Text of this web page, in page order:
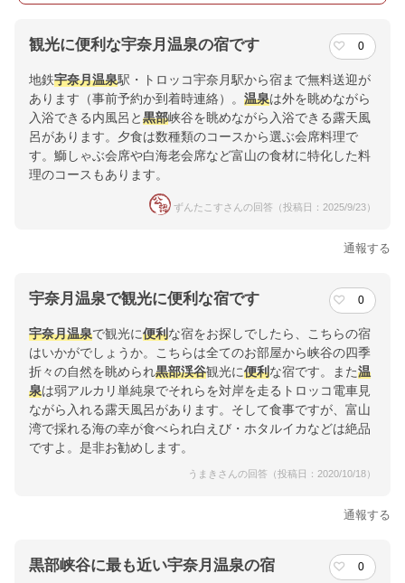
観光に便利な宇奈月温泉の宿です 0
地鉄宇奈月温泉駅・トロッコ宇奈月駅から宿まで無料送迎が
あります（事前予約か到着時連絡）。 温泉は外を眺めながら
入浴できる内風呂と黒部峡谷を眺めながら入浴できる露天風
呂があります。夕食は数種類のコースから選ぶ会席料理で
す。鰤しゃぶ会席や白海老会席など富山の食材に特化した料
理のコースもあります。
ずんたこすさんの回答（投稿日：2025/9/23）
通報する
宇奈月温泉で観光に便利な宿です 0
宇奈月温泉で観光に便利な宿をお探しでしたら、こちらの宿
はいかがでしょうか。こちらは全てのお部屋から峡谷の四季
折々の自然を眺められ黒部渓谷観光に便利な宿です。また温
泉は弱アルカリ単純泉でそれらを対岸を走るトロッコ電車見
ながら入れる露天風呂があります。そして食事ですが、富山
湾で採れる海の幸が食べられ白えび・ホタルイカなどは絶品
ですよ。是非お勧めします。
うまきさんの回答（投稿日：2020/10/18）
通報する
黒部峡谷に最も近い宇奈月温泉の宿 0